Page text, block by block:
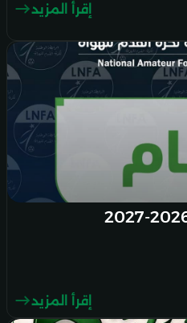
إقرأ المزيد
إقرأ المزيد